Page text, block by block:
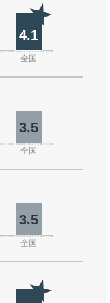
4.1
全国
3.5
全国
3.5
全国